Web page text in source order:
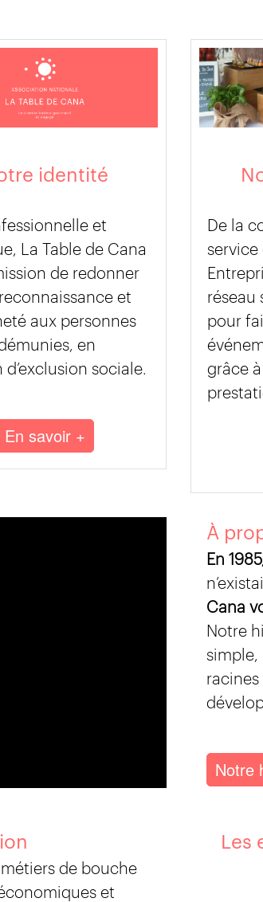
identité
et
La Table de Cana
de redonner
et
aux personnes
en
sociale.
En savoir +
De la
service
réseau
pour
grâce
À
En
Cana
Notre
simple,
Notre
de bouche
et
Les